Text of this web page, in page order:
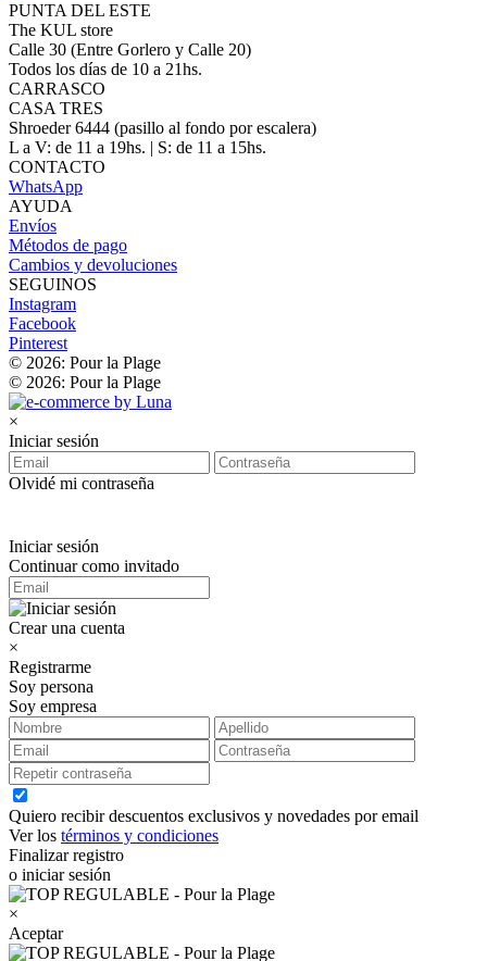
PUNTA DEL ESTE
The KUL store
Calle 30 (Entre Gorlero y Calle 20)
Todos los días de 10 a 21hs.
CARRASCO
CASA TRES
Shroeder 6444 (pasillo al fondo por escalera)
L a V: de 11 a 19hs. | S: de 11 a 15hs.
CONTACTO
WhatsApp
AYUDA
Envíos
Métodos de pago
Cambios y devoluciones
SEGUINOS
Instagram
Facebook
Pinterest
© 2026: Pour la Plage
© 2026: Pour la Plage
×
Iniciar sesión
Olvidé mi contraseña
Iniciar sesión
Continuar como invitado
Crear una cuenta
×
Registrarme
Soy persona
Soy empresa
Quiero recibir descuentos exclusivos y novedades por email
Ver los términos y condiciones
Finalizar registro
o iniciar sesión
×
Aceptar